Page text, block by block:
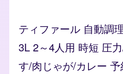
ティファール 自動調
3L 2～4人用 時短 圧
す/肉じゃが/カレー 予